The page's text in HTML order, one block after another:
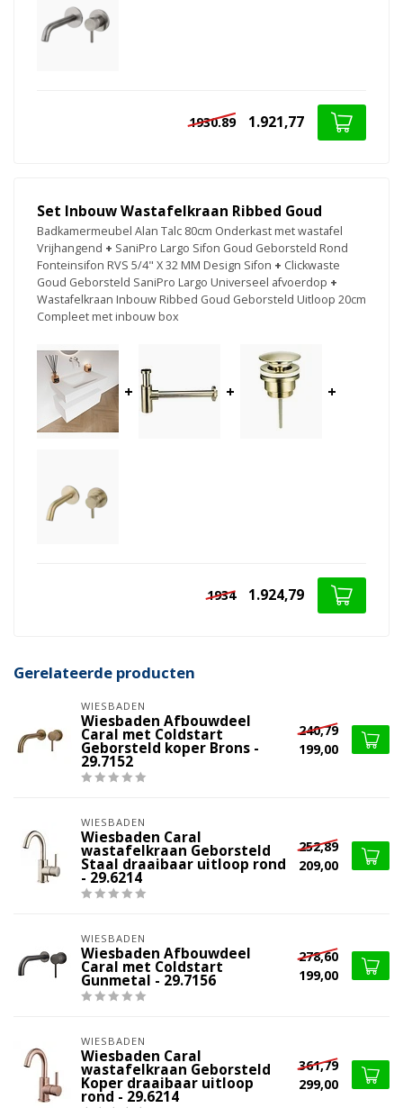
1930.89 1.921,77
Set Inbouw Wastafelkraan Ribbed Goud
Badkamermeubel Alan Talc 80cm Onderkast met wastafel
Vrijhangend + SaniPro Largo Sifon Goud Geborsteld Rond
Fonteinsifon RVS 5/4" X 32 MM Design Sifon + Clickwaste
Goud Geborsteld SaniPro Largo Universeel afvoerdop +
Wastafelkraan Inbouw Ribbed Goud Geborsteld Uitloop 20cm
Compleet met inbouw box
+ + +
1934 1.924,79
Gerelateerde producten
WIESBADEN
Wiesbaden Afbouwdeel
Caral met Coldstart
Geborsteld koper Brons -
29.7152
240,79
199,00
WIESBADEN
Wiesbaden Caral
wastafelkraan Geborsteld
Staal draaibaar uitloop rond
- 29.6214
252,89
209,00
WIESBADEN
Wiesbaden Afbouwdeel
Caral met Coldstart
Gunmetal - 29.7156
278,60
199,00
WIESBADEN
Wiesbaden Caral
wastafelkraan Geborsteld
Koper draaibaar uitloop
rond - 29.6214
361,79
299,00